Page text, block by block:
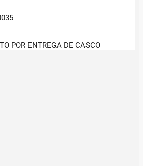
POR ENTREGA DE CASCO